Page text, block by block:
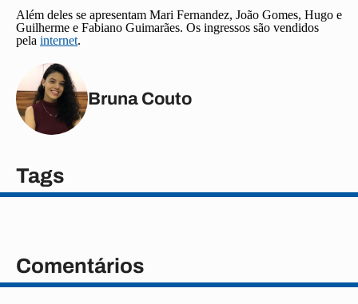
Além deles se apresentam Mari Fernandez, João Gomes, Hugo e
Guilherme e Fabiano Guimarães. Os ingressos são vendidos
pela internet.
Bruna Couto
Tags
Comentários